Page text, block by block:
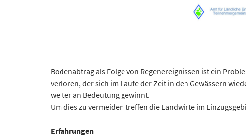
Bodenabtrag als Folge von Regenereignissen ist ein
verloren, der sich im Laufe der Zeit in den Gewässern
weiter an Bedeutung gewinnt.
Um dies zu vermeiden treffen die Landwirte im
Erfahrungen